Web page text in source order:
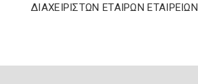
ΔΙΑΧΕΙΡΙΣΤΩΝ ΕΤΑΙΡΩΝ ΕΤΑΙΡΕΙΩΝ